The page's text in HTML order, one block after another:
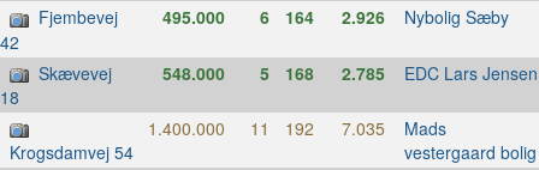
Fjembevej
42
495.000 6 164 2.926 Nybolig Sæby
Skævevej
18
548.000 5 168 2.785 EDC Lars Jensen
Krogsdamvej 54
1.400.000 11 192 7.035 Mads
vestergaard bolig